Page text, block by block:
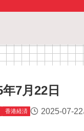
7月22日
香港経済 2025-07-22